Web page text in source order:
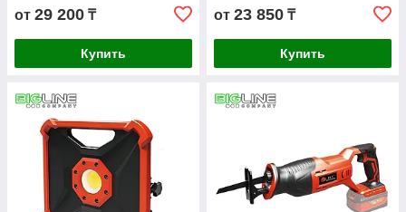
от 29 200 ₸
Купить
от 23 850 ₸
Купить